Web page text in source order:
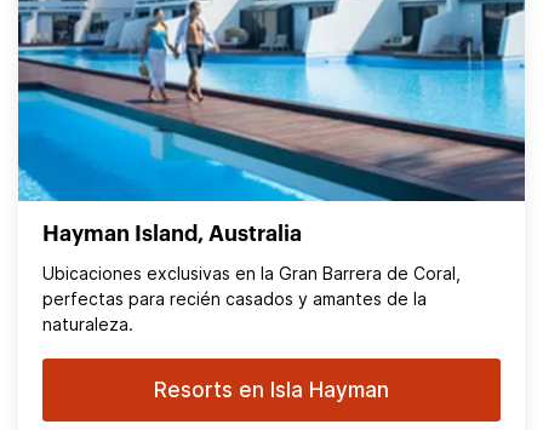
Hayman Island, Australia
Ubicaciones exclusivas en la Gran Barrera de Coral,
perfectas para recién casados y amantes de la
naturaleza.
Resorts en Isla Hayman